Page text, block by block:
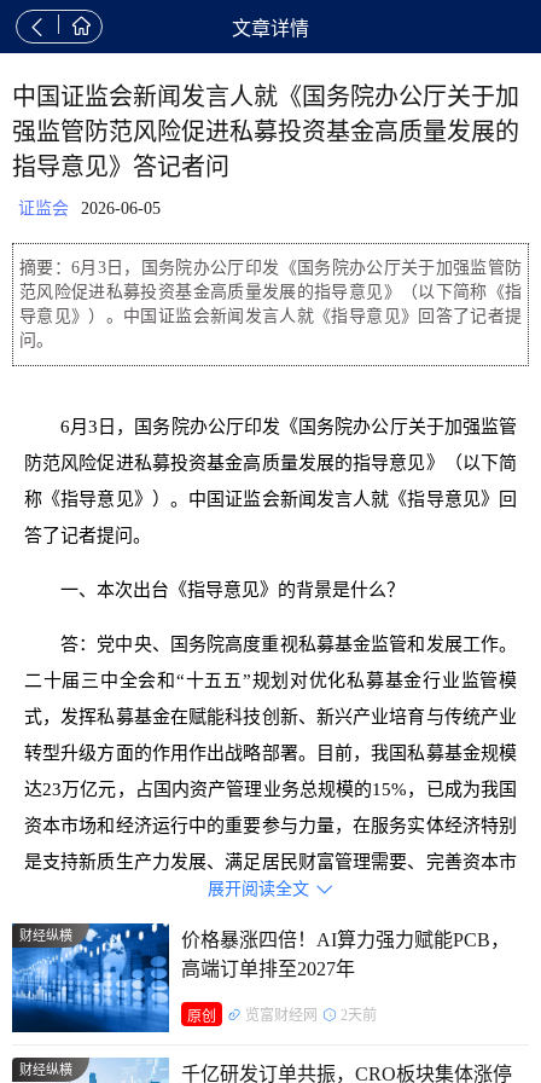
  文章详情
中国证监会新闻发言人就《国务院办公厅关于加
强监管防范风险促进私募投资基金高质量发展的
指导意见》答记者问
证监会 2026-06-05
摘要：6月3日，国务院办公厅印发《国务院办公厅关于加强监管防
范风险促进私募投资基金高质量发展的指导意见》（以下简称《指
导意见》）。中国证监会新闻发言人就《指导意见》回答了记者提
问。
6月3日，国务院办公厅印发《国务院办公厅关于加强监管
防范风险促进私募投资基金高质量发展的指导意见》（以下简
称《指导意见》）。中国证监会新闻发言人就《指导意见》回
答了记者提问。
一、本次出台《指导意见》的背景是什么？
答：党中央、国务院高度重视私募基金监管和发展工作。
二十届三中全会和“十五五”规划对优化私募基金行业监管模
式，发挥私募基金在赋能科技创新、新兴产业培育与传统产业
转型升级方面的作用作出战略部署。目前，我国私募基金规模
达23万亿元，占国内资产管理业务总规模的15%，已成为我国
资本市场和经济运行中的重要参与力量，在服务实体经济特别
是支持新质生产力发展、满足居民财富管理需要、完善资本市
场生态等方面发挥了积极作用。私募股权、创投基金已成为耐
心资本、创新资本的重要代表，累计投资项目数量达23.7万
个，形成股权资本13.7万亿元，投资新经济领域项目超10万
个，投资本金4.7万亿元，近九成的科创板上市公司上市前得
展开阅读全文 
财经纵横
价格暴涨四倍！AI算力强力赋能PCB，
高端订单排至2027年
原创 览富财经网 2天前
财经纵横 千亿研发订单共振，CRO板块集体涨停